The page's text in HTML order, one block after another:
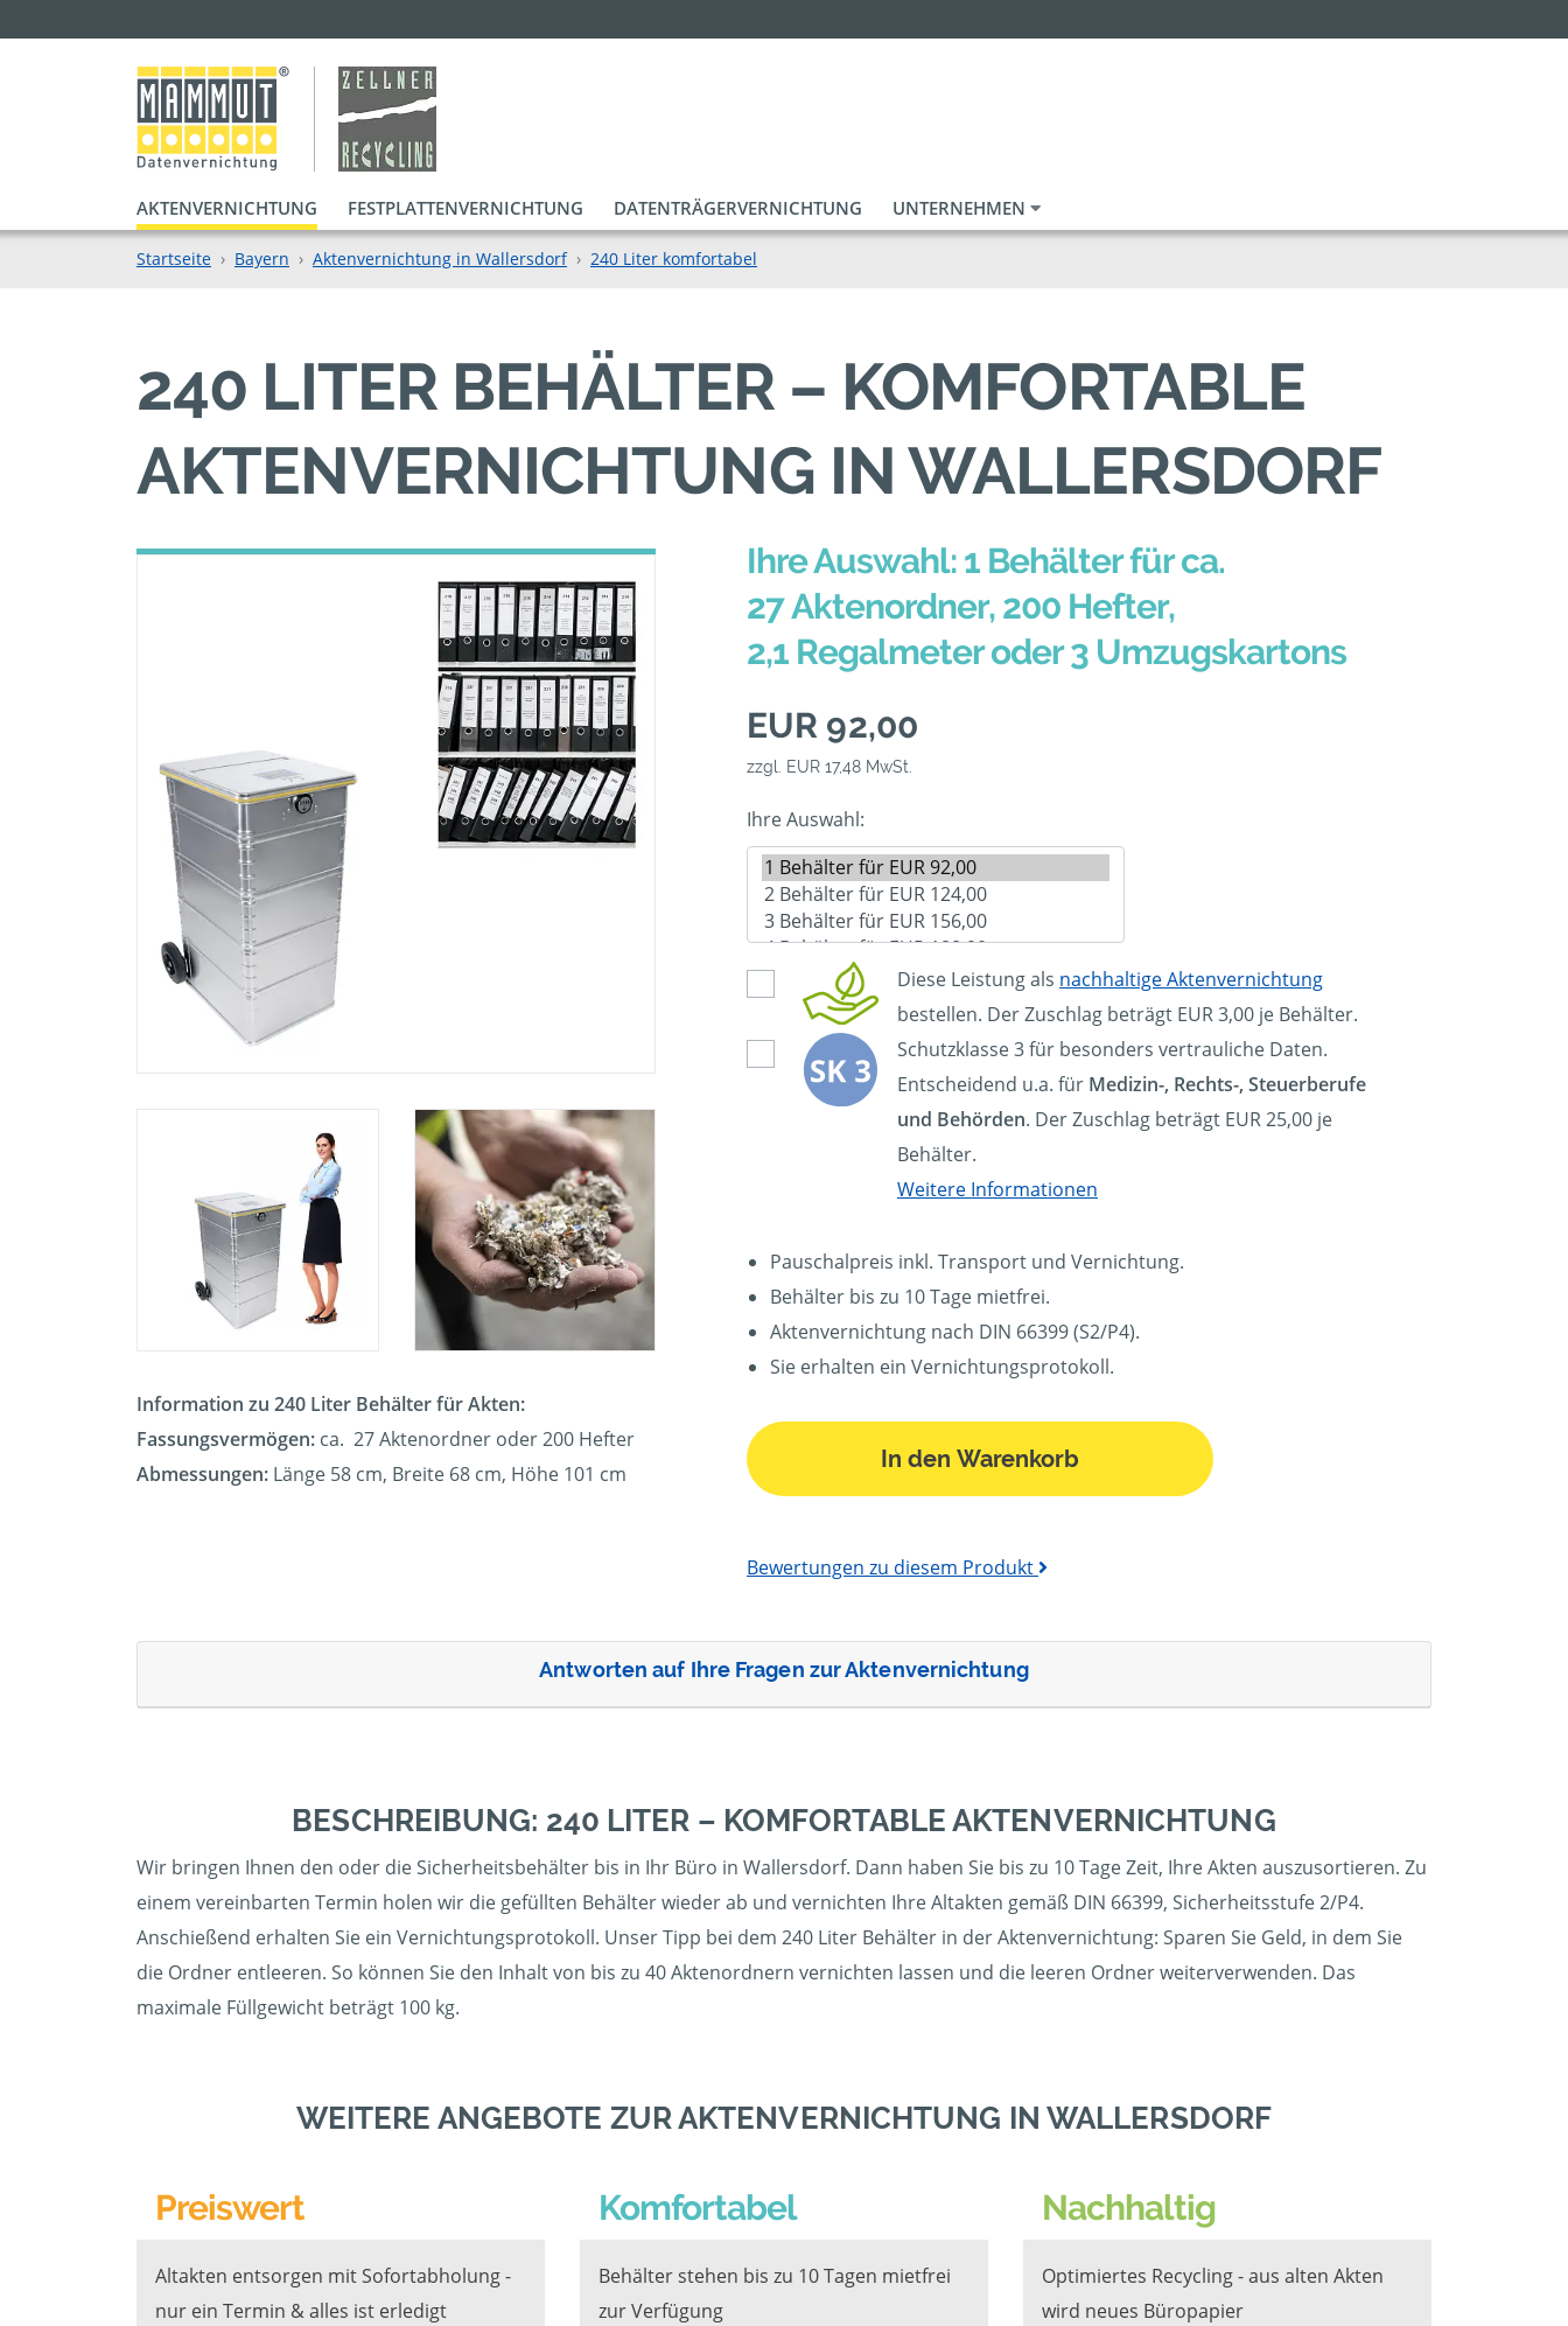
AKTENVERNICHTUNG FESTPLATTENVERNICHTUNG DATENTRÄGERVERNICHTUNG UNTERNEHMEN
Startseite Bayern Aktenvernichtung in Wallersdorf 240 Liter komfortabel
240 LITER BEHÄLTER – KOMFORTABLE
AKTENVERNICHTUNG IN WALLERSDORF
Information zu 240 Liter Behälter für Akten:
Fassungsvermögen: ca. 27 Aktenordner oder 200 Hefter
Abmessungen: Länge 58 cm, Breite 68 cm, Höhe 101 cm
Ihre Auswahl: 1 Behälter für ca.
27 Aktenordner, 200 Hefter,
2,1 Regalmeter oder 3 Umzugskartons
EUR 92,00
zzgl. EUR 17,48 MwSt.
Ihre Auswahl:
Diese Leistung als nachhaltige Aktenvernichtung
bestellen. Der Zuschlag beträgt EUR 3,00 je Behälter.
Schutzklasse 3 für besonders vertrauliche Daten.
Entscheidend u.a. für Medizin-, Rechts-, Steuerberufe
und Behörden. Der Zuschlag beträgt EUR 25,00 je
Behälter.
Weitere Informationen
Pauschalpreis inkl. Transport und Vernichtung.
Behälter bis zu 10 Tage mietfrei.
Aktenvernichtung nach DIN 66399 (S2/P4).
Sie erhalten ein Vernichtungsprotokoll.
In den Warenkorb
Bewertungen zu diesem Produkt
Antworten auf Ihre Fragen zur Aktenvernichtung
BESCHREIBUNG: 240 LITER – KOMFORTABLE AKTENVERNICHTUNG
Wir bringen Ihnen den oder die Sicherheitsbehälter bis in Ihr Büro in Wallersdorf. Dann haben Sie bis zu 10 Tage Zeit, Ihre Akten auszusortieren. Zu
einem vereinbarten Termin holen wir die gefüllten Behälter wieder ab und vernichten Ihre Altakten gemäß DIN 66399, Sicherheitsstufe 2/P4.
Anschießend erhalten Sie ein Vernichtungsprotokoll. Unser Tipp bei dem 240 Liter Behälter in der Aktenvernichtung: Sparen Sie Geld, in dem Sie
die Ordner entleeren. So können Sie den Inhalt von bis zu 40 Aktenordnern vernichten lassen und die leeren Ordner weiterverwenden. Das
maximale Füllgewicht beträgt 100 kg.
WEITERE ANGEBOTE ZUR AKTENVERNICHTUNG IN WALLERSDORF
Preiswert
Altakten entsorgen mit Sofortabholung -
nur ein Termin & alles ist erledigt
Komfortabel
Behälter stehen bis zu 10 Tagen mietfrei
zur Verfügung
Nachhaltig
Optimiertes Recycling - aus alten Akten
wird neues Büropapier